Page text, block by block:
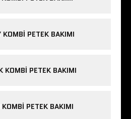
KOMBI PETEK BAKIMI
KOMBI PETEK BAKIMI
KOMBI PETEK BAKIMI